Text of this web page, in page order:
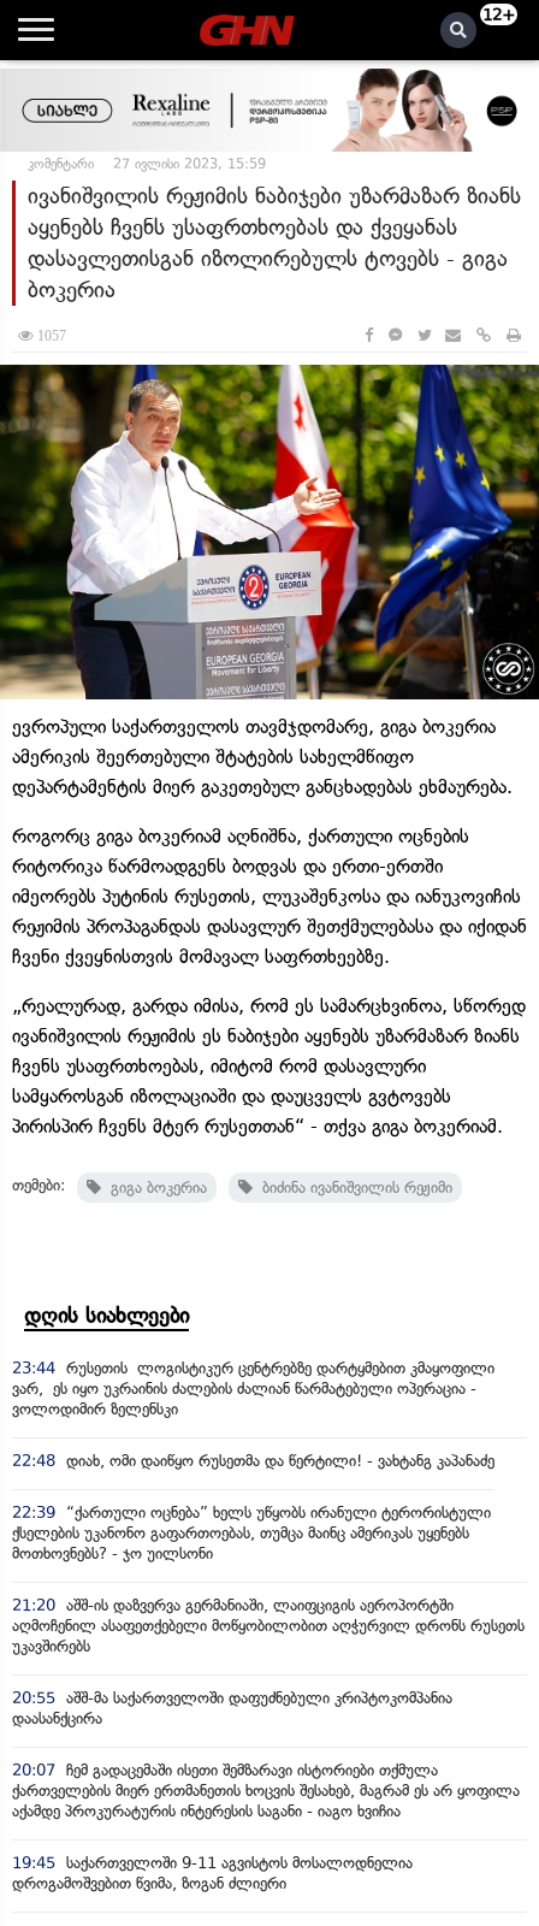
12+
კომენტარი 27 ივლისი 2023, 15:59
ივანიშვილის რეჟიმის ნაბიჯები უზარმაზარ ზიანს
აყენებს ჩვენს უსაფრთხოებას და ქვეყანას
დასავლეთისგან იზოლირებულს ტოვებს - გიგა
ბოკერია
1057
ევროპული საქართველოს თავმჯდომარე, გიგა ბოკერია
ამერიკის შეერთებული შტატების სახელმწიფო
დეპარტამენტის მიერ გაკეთებულ განცხადებას ეხმაურება.
როგორც გიგა ბოკერიამ აღნიშნა, ქართული ოცნების
რიტორიკა წარმოადგენს ბოდვას და ერთი-ერთში
იმეორებს პუტინის რუსეთის, ლუკაშენკოსა და იანუკოვიჩის
რეჟიმის პროპაგანდას დასავლურ შეთქმულებასა და იქიდან
ჩვენი ქვეყნისთვის მომავალ საფრთხეებზე.
„რეალურად, გარდა იმისა, რომ ეს სამარცხვინოა, სწორედ
ივანიშვილის რეჟიმის ეს ნაბიჯები აყენებს უზარმაზარ ზიანს
ჩვენს უსაფრთხოებას, იმიტომ რომ დასავლური
სამყაროსგან იზოლაციაში და დაუცველს გვტოვებს
პირისპირ ჩვენს მტერ რუსეთთან“ - თქვა გიგა ბოკერიამ.
თემები: გიგა ბოკერია ბიძინა ივანიშვილის რეჟიმი
დღის სიახლეები
23:44 რუსეთის ლოგისტიკურ ცენტრებზე დარტყმებით კმაყოფილი
ვარ, ეს იყო უკრაინის ძალების ძალიან წარმატებული ოპერაცია -
ვოლოდიმირ ზელენსკი
22:48 დიახ, ომი დაიწყო რუსეთმა და წერტილი! - ვახტანგ კაპანაძე
22:39
“ქართული ოცნება” ხელს უწყობს ირანული ტერორისტული
ქსელების უკანონო გაფართოებას, თუმცა მაინც ამერიკას უყენებს
მოთხოვნებს? - ჯო უილსონი
21:20 აშშ-ის დაზვერვა გერმანიაში, ლაიფციგის აეროპორტში
აღმოჩენილ ასაფეთქებელი მოწყობილობით აღჭურვილ დრონს რუსეთს
უკავშირებს
20:55 აშშ-მა საქართველოში დაფუძნებული კრიპტოკომპანია
დაასანქცირა
20:07 ჩემ გადაცემაში ისეთი შემზარავი ისტორიები თქმულა
ქართველების მიერ ერთმანეთის ხოცვის შესახებ, მაგრამ ეს არ ყოფილა
აქამდე პროკურატურის ინტერესის საგანი - იაგო ხვიჩია
19:45 საქართველოში 9-11 აგვისტოს მოსალოდნელია
დროგამოშვებით წვიმა, ზოგან ძლიერი